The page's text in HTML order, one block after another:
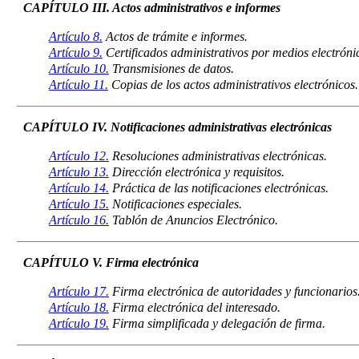
CAPÍTULO III. Actos administrativos e informes
Artículo 8. Actos de trámite e informes.
Artículo 9. Certificados administrativos por medios
Artículo 10. Transmisiones de datos.
Artículo 11. Copias de los actos administrativos electrónicos.
CAPÍTULO IV. Notificaciones administrativas electrónicas
Artículo 12. Resoluciones administrativas electrónicas.
Artículo 13. Dirección electrónica y requisitos.
Artículo 14. Práctica de las notificaciones electrónicas.
Artículo 15. Notificaciones especiales.
Artículo 16. Tablón de Anuncios Electrónico.
CAPÍTULO V. Firma electrónica
Artículo 17. Firma electrónica de autoridades y funcionarios.
Artículo 18. Firma electrónica del interesado.
Artículo 19. Firma simplificada y delegación de firma.